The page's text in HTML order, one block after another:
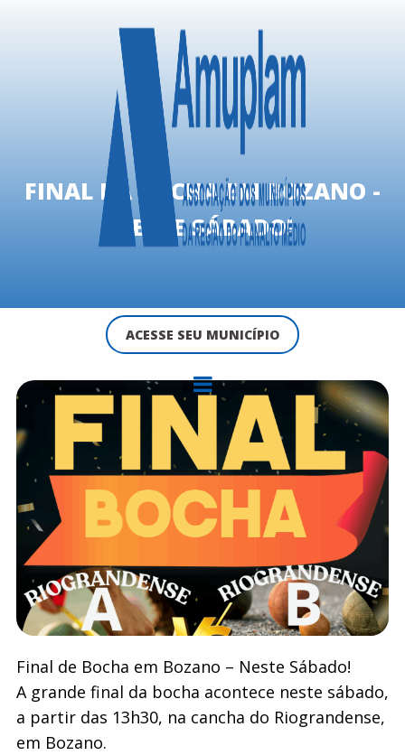
ACESSE SEU MUNICÍPIO
FINAL DA BOCHA EM BOZANO -
NESTE SÁBADO!
Final de Bocha em Bozano – Neste Sábado!
A grande final da bocha acontece neste sábado,
a partir das 13h30, na cancha do Riograndense,
em Bozano.